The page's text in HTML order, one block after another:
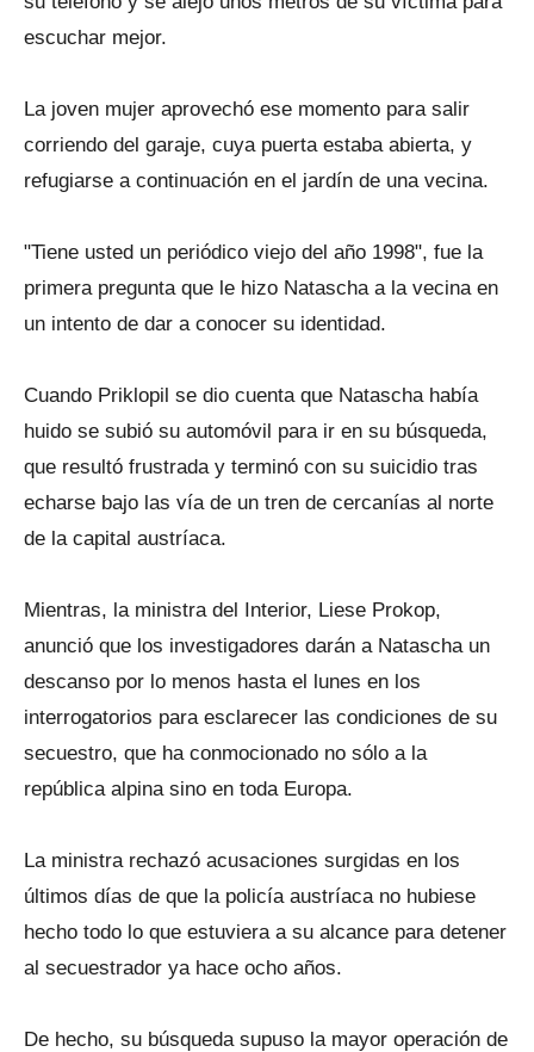
escuchar mejor.
La joven mujer aprovechó ese momento para salir
corriendo del garaje, cuya puerta estaba abierta, y
refugiarse a continuación en el jardín de una vecina.
"Tiene usted un periódico viejo del año 1998", fue la
primera pregunta que le hizo Natascha a la vecina en
un intento de dar a conocer su identidad.
Cuando Priklopil se dio cuenta que Natascha había
huido se subió su automóvil para ir en su búsqueda,
que resultó frustrada y terminó con su suicidio tras
echarse bajo las vía de un tren de cercanías al norte
de la capital austríaca.
Mientras, la ministra del Interior, Liese Prokop,
anunció que los investigadores darán a Natascha un
descanso por lo menos hasta el lunes en los
interrogatorios para esclarecer las condiciones de su
secuestro, que ha conmocionado no sólo a la
república alpina sino en toda Europa.
La ministra rechazó acusaciones surgidas en los
últimos días de que la policía austríaca no hubiese
hecho todo lo que estuviera a su alcance para detener
al secuestrador ya hace ocho años.
De hecho, su búsqueda supuso la mayor operación de